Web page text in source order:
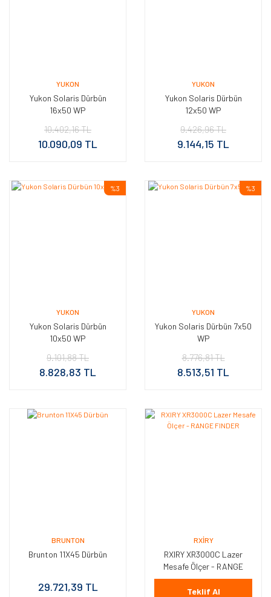
YUKON
Yukon Solaris Dürbün
16x50 WP
10.402,16 TL
10.090,09 TL
YUKON
Yukon Solaris Dürbün
12x50 WP
9.426,96 TL
9.144,15 TL
YUKON
Yukon Solaris Dürbün
10x50 WP
%3
9.101,88 TL
8.828,83 TL
YUKON
Yukon Solaris Dürbün 7x50
WP
%3
8.776,81 TL
8.513,51 TL
BRUNTON
Brunton 11X45 Dürbün
29.721,39 TL
RXIRY
RXIRY XR3000C Lazer
Mesafe Ölçer - RANGE
FINDER
Teklif Al